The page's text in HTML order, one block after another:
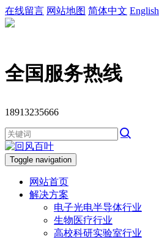
在线留言 网站地图 简体中文 English
全国服务热线
18913235666
Toggle navigation
网站首页
解决方案
电子光电半导体行业
生物医疗行业
高校科研实验室行业